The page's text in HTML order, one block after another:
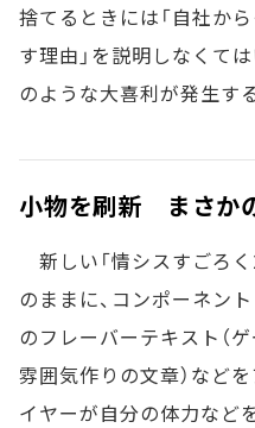
捨てるときには「自社か
す理由」を説明しなくて
のような大喜利が発生す
小物を刷新 まさかの
新しい「情シスすごろ
のままに、コンポーネン
のフレーバーテキスト（
雰囲気作りの文章）など
イヤーが自分の体力など